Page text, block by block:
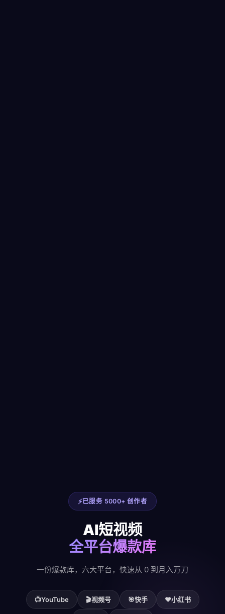
已服务 5000+ 创作者
AI短视频
全平台爆款库
一份爆款库，六大平台，快速从 0 到月入万刀
📺YouTube 🎬视频号 🎯快手 ❤️小红书